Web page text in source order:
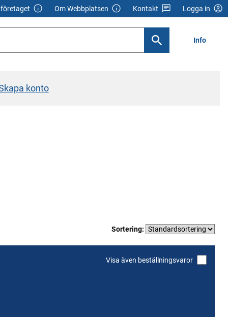
Om Webbplatsen Kontakt Logga in
Info
konto
Sortering:
Visa även beställningsvaror